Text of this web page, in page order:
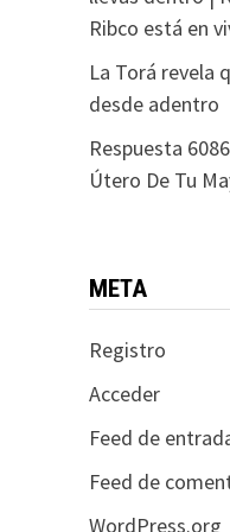
Ribco está en
La Torá revela
desde adentro
Respuesta
Útero De Tu
META
Registro
Acceder
Feed de
Feed de
WordPress.org